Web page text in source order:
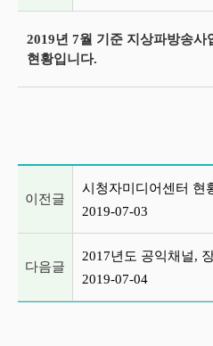
2019년 7월 기준 지상파방송
현황입니다.
이전글
시청자미디어센터 현
2019-07-03
다음글
2017년도 공익채널,
2019-07-04